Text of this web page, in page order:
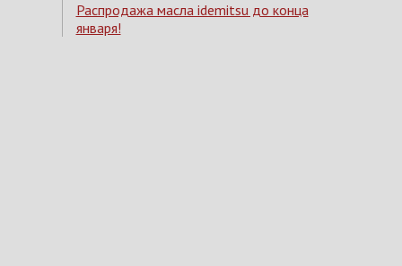
Распродажа масла idemitsu до конца
января!